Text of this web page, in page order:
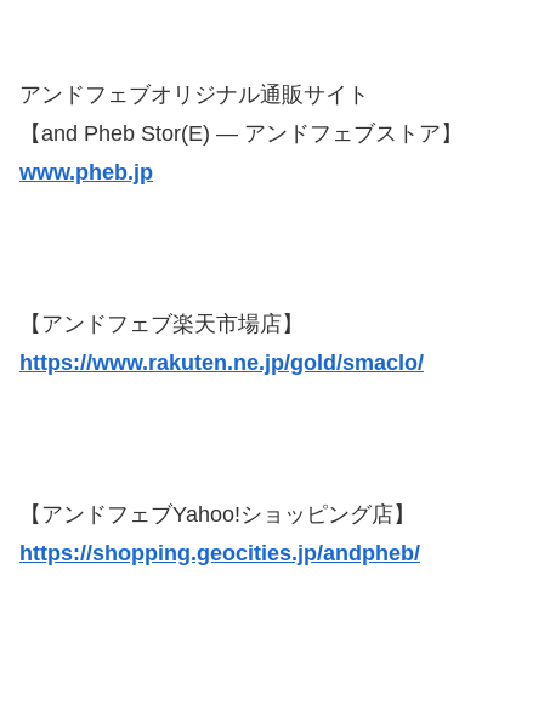
アンドフェブオリジナル通販サイト
【and Pheb Stor(E) — アンドフェブストア】
www.pheb.jp
【アンドフェブ楽天市場店】
https://www.rakuten.ne.jp/gold/smaclo/
【アンドフェブYahoo!ショッピング店】
https://shopping.geocities.jp/andpheb/